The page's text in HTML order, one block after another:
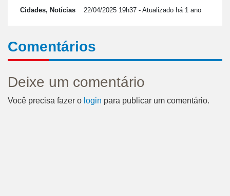
Cidades, Notícias 22/04/2025 19h37 - Atualizado há 1 ano
Comentários
Deixe um comentário
Você precisa fazer o login para publicar um comentário.